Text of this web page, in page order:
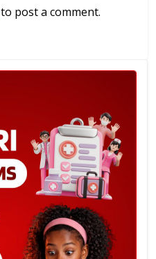
to post a comment.